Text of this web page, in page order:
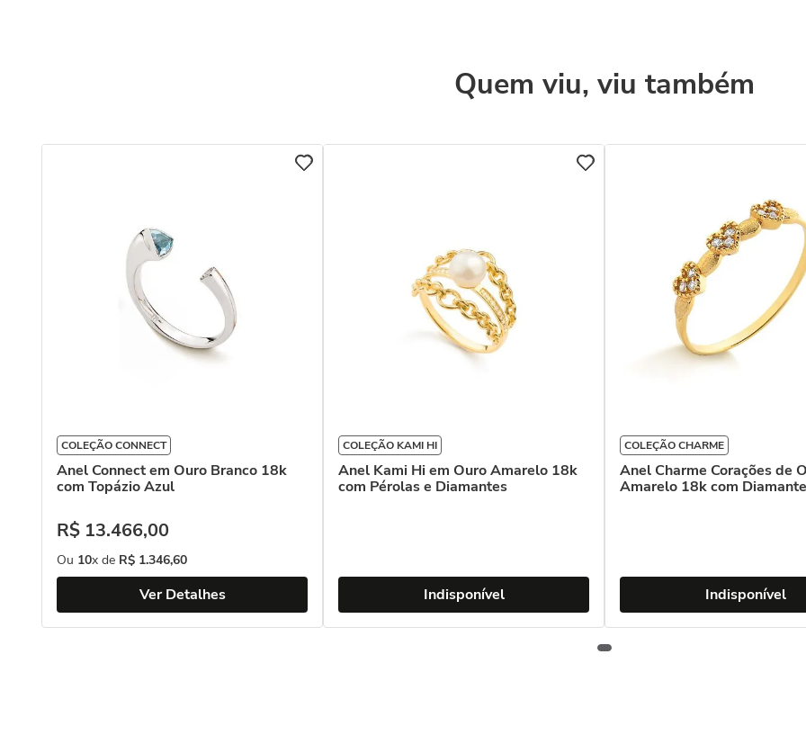
Quem viu, viu também
COLEÇÃO CONNECT
Anel Connect em Ouro Branco 18k
com Topázio Azul
R$ 13.466,00
Ou 10x de R$ 1.346,60
Ver Detalhes
COLEÇÃO KAMI HI
Anel Kami Hi em Ouro Amarelo 18k
com Pérolas e Diamantes
Indisponível
COLEÇÃO CHARME
Anel Charme Corações de
Amarelo 18k com
Indisponível